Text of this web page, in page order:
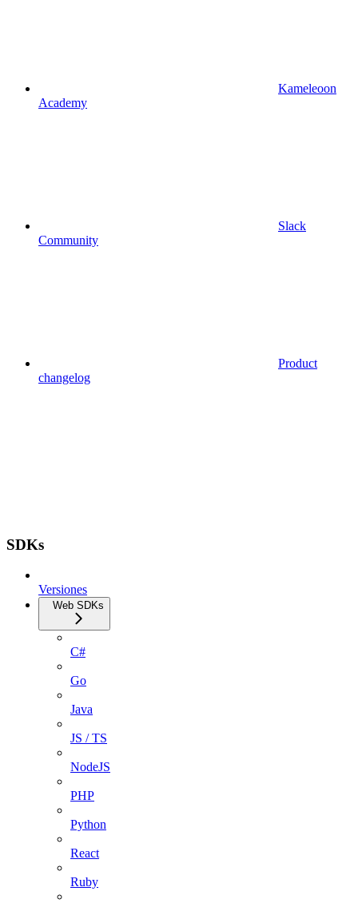
Kameleoon
Academy
Slack
Community
Product
changelog
SDKs
Versiones
Web SDKs
C#
Go
Java
JS / TS
NodeJS
PHP
Python
React
Ruby